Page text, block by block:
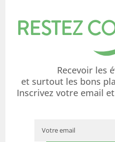
RESTEZ
Recevoir les
et surtout les bons
Inscrivez votre email